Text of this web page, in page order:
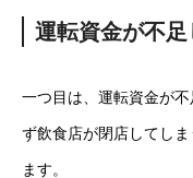
運転資金が不足
一つ目は、運転資金が
ず飲食店が閉店してし
ます。